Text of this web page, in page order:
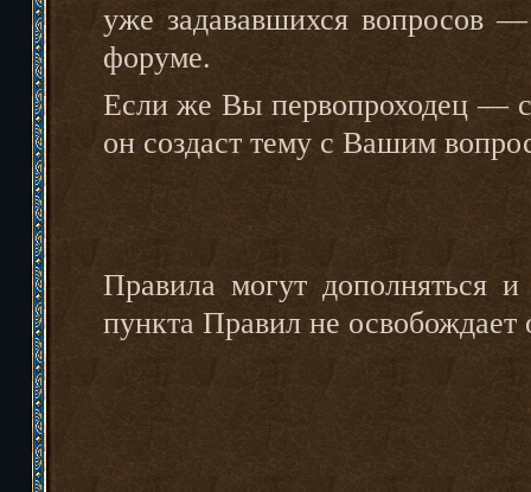
уже задававшихся вопросов
форуме.
Если же Вы первопроходец —
он создаст тему с Вашим
Правила могут дополняться
пункта Правил не освобождает